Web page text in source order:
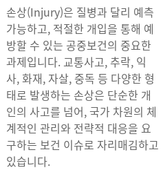
손상(Injury)은 질병과 달리 예측
가능하고, 적절한 개입을 통해 예
방할 수 있는 공중보건의 중요한
과제입니다. 교통사고, 추락, 익
사, 화재, 자살, 중독 등 다양한 형
태로 발생하는 손상은 단순한 개
인의 사고를 넘어, 국가 차원의 체
계적인 관리와 전략적 대응을 요
구하는 보건 이슈로 자리매김하고
있습니다.